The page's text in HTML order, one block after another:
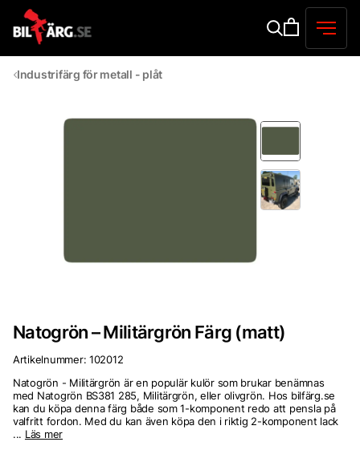
Industrifärg för metall - plåt
Natogrön – Militärgrön Färg (matt)
Artikelnummer: 102012
Natogrön - Militärgrön är en populär kulör som brukar benämnas
med Natogrön BS381 285, Militärgrön, eller olivgrön. Hos bilfärg.se
kan du köpa denna färg både som 1-komponent redo att pensla på
valfritt fordon. Med du kan även köpa den i riktig 2-komponent lack
... Läs mer